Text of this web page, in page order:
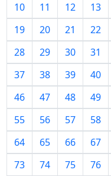
10
11 12 13
19
20 21 22
28
29 30 31
37
38 39 40
46
47 48 49
55
56 57 58
64
65 66 67
73
74 75 76